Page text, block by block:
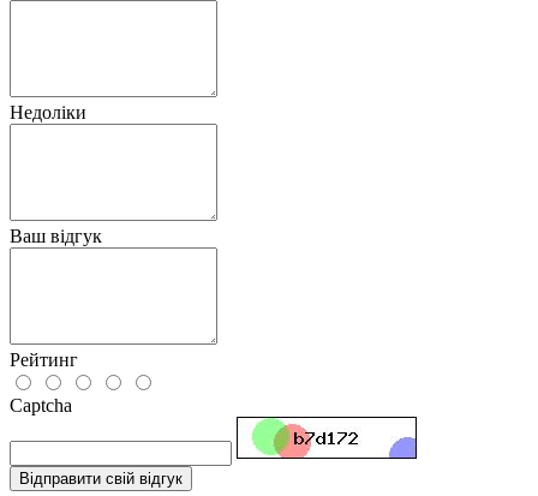
Недоліки
Ваш відгук
Рейтинг
Captcha
Відправити свій відгук